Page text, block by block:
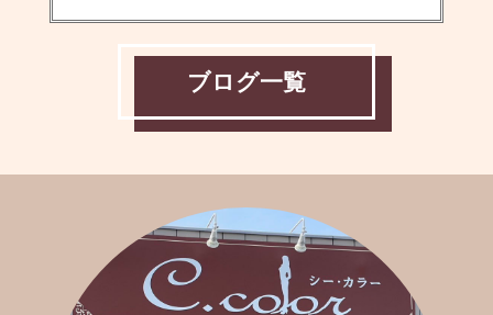
ブログ一覧